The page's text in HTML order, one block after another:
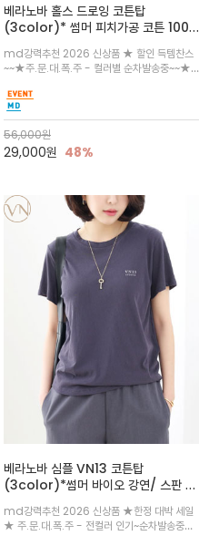
베라노바 홀스 드로잉 코튼탑
(3color)* 썸머 피치가공 코튼 100프
의 미를 살려 말의 윤곽선만 스케치하여
감성을 담은 아이템
md강력추천 2026 신상품 ★ 할인 득템찬스
~~★주.문.대.폭.주 - 컬러별 순차발송중~~★프
말(Horse) 드로잉 티셔츠는 여유로운 실루엣과
감각적인 아트워크로 고급스러운 여름 스타일링
을 완성할 수 있습니다
56,000원
29,000원 48%
베라노바 심플 VN13 코튼탑
(3color)*썸머 바이오 강연/ 스판 너
무 좋고 옷감 시원한 프리미엄 소재 / 군
더더기 없이 깔끔한 무드가 매력적인
VN13 코튼 티셔츠
md강력추천 2026 신상품 ★한정 대박 세일
★ 주.문.대.폭.주 - 전컬러 인기~순차발송중